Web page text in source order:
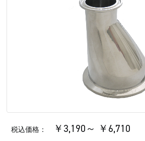
税込価格： ￥3,190～ ￥6,710